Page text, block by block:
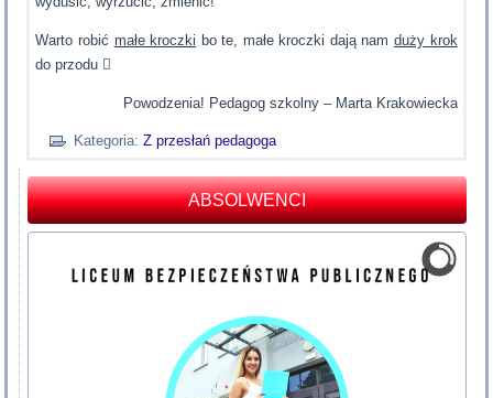
Warto robić małe kroczki bo te, małe kroczki dają nam duży krok
do przodu 
Powodzenia! Pedagog szkolny – Marta Krakowiecka
Kategoria:Z przesłań pedagoga
ABSOLWENCI